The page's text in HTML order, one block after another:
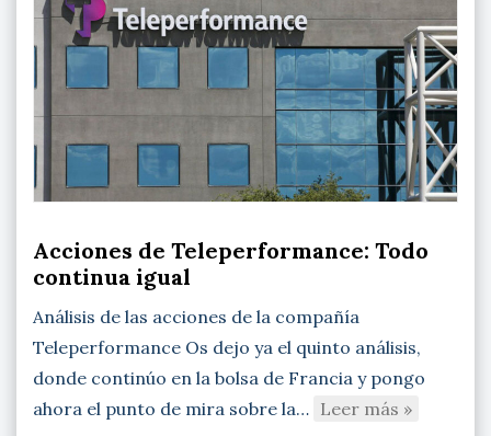
Acciones de Teleperformance: Todo
continua igual
Análisis de las acciones de la compañía
Teleperformance Os dejo ya el quinto análisis,
donde continúo en la bolsa de Francia y pongo
ahora el punto de mira sobre la… Leer más »